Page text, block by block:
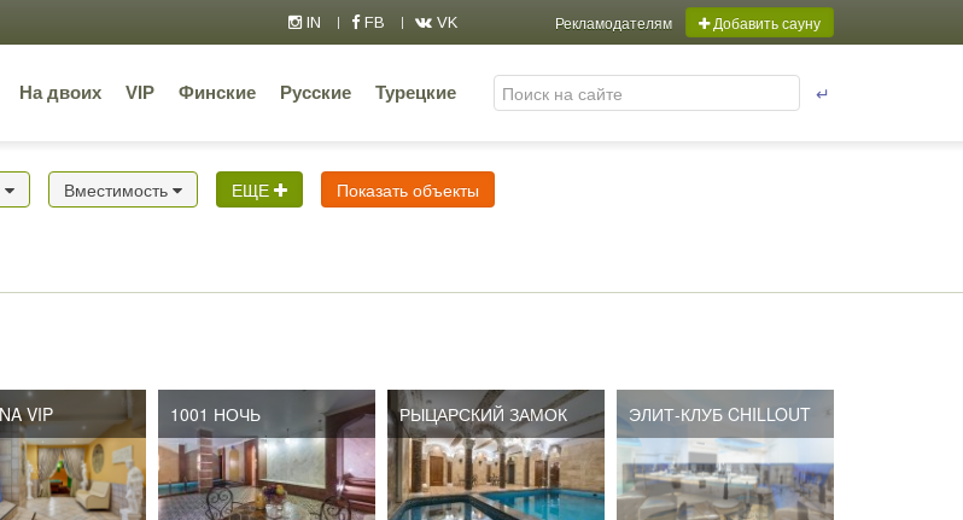
IN FB VK Добавить сауну
Рекламодателям
На двоих VIP Финские Русские Турецкие ↵
Вместимость ЕЩЕ Показать объекты
VIP 1001 НОЧЬ РЫЦАРСКИЙ ЗАМОК ЭЛИТ-КЛУБ CHILLOUT